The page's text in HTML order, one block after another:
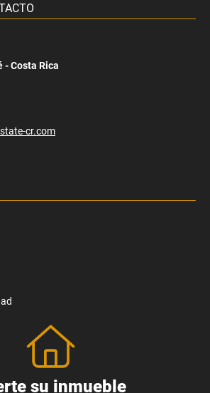
- Costa Rica
cr.com
su inmueble